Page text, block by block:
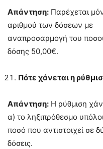
Απάντηση: Παρέχεται
αριθμού των δόσεων με
αναπροσαρμογή του
δόσης 50,00€.
Πότε χάνεται η
Απάντηση: Η ρύθμιση
α) το ληξιπρόθεσμο
ποσό που αντιστοιχεί σε
δόσεις.